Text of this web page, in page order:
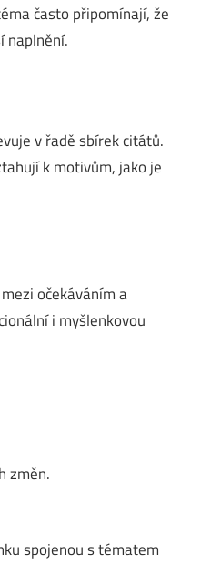
často připomínají, že
naplnění.
v řadě sbírek citátů.
k motivům, jako je
očekáváním a
i myšlenkovou
změn.
spojenou s tématem